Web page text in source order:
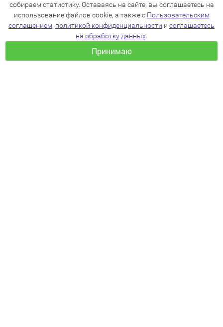
собираем статистику. Оставаясь на сайте, вы соглашаетесь на
использование файлов cookie, а также с Пользовательским
соглашением, политикой конфиденциальности и соглашаетесь
на обработку данных
Принимаю